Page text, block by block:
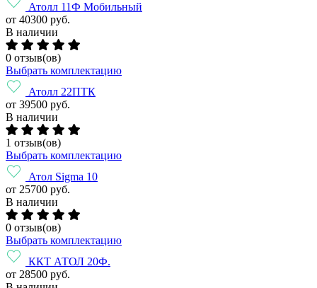
Атолл 11Ф Мобильный
от 40300 руб.
В наличии
0 отзыв(ов)
Выбрать комплектацию
Атолл 22ПТК
от 39500 руб.
В наличии
1 отзыв(ов)
Выбрать комплектацию
Атол Sigma 10
от 25700 руб.
В наличии
0 отзыв(ов)
Выбрать комплектацию
ККТ АТОЛ 20Ф.
от 28500 руб.